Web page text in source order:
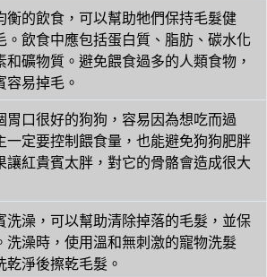
衡的飲食，可以幫助牠們保持毛髮健
。飲食中應包括蛋白質、脂肪、碳水化
和礦物質。避免餵食過多的人類食物，
容易掉毛。
胃口很好的狗狗，容易因為想吃而過
一定要控制餵食量，也能避免狗狗肥胖
讓紅貴賓太胖，對它的骨骼會造成很大
洗澡，可以幫助清除掉落的毛髮，並保
洗澡時，使用溫和無刺激的寵物洗髮
乾淨後擦乾毛髮。